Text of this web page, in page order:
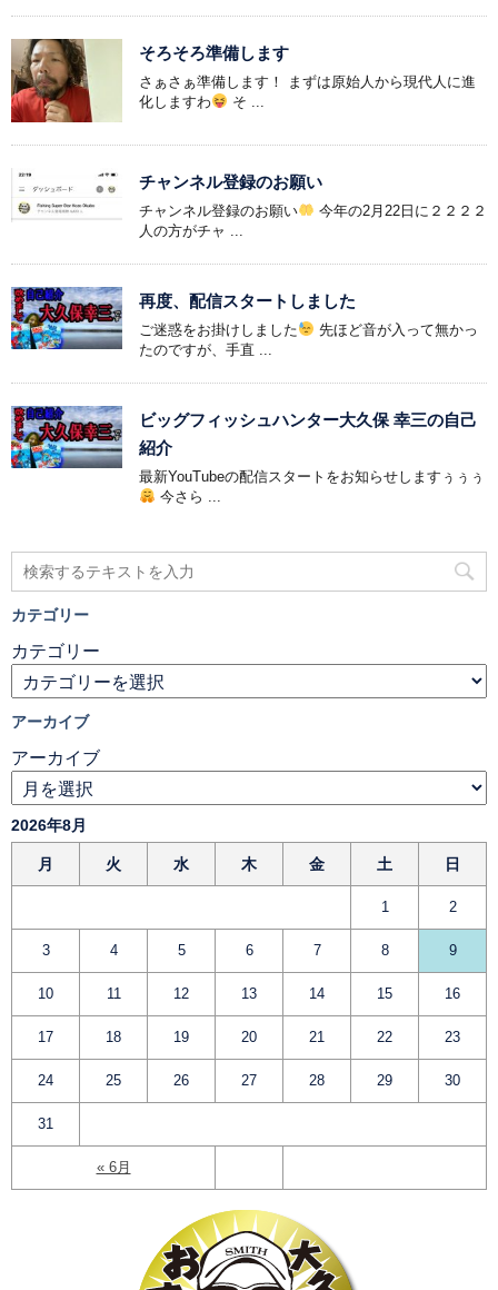
そろそろ準備します
さぁさぁ準備します！ まずは原始人から現代人に進
化しますわ
そ ...
チャンネル登録のお願い
チャンネル登録のお願い
今年の2月22日に２２２２
人の方がチャ ...
再度、配信スタートしました
ご迷惑をお掛けしました
先ほど音が入って無かっ
たのですが、手直 ...
ビッグフィッシュハンター大久保 幸三の自己
紹介
最新YouTubeの配信スタートをお知らせしますぅぅぅ
今さら ...
カテゴリー
カテゴリー
アーカイブ
アーカイブ
2026年8月
月 火 水 木 金 土 日
« 6月
1 2
3 4 5 6 7 8 9
10 11 12 13 14 15 16
17 18 19 20 21 22 23
24 25 26 27 28 29 30
31